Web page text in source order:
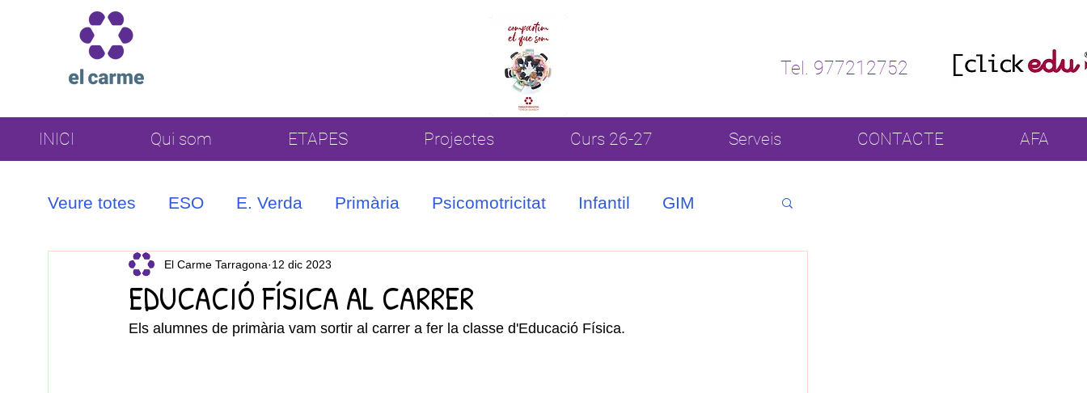
Tel. 977212752
INICI Qui som ETAPES Projectes Curs 26-27 Serveis CONTACTE AFA
Veure totes ESO E. Verda Primària Psicomotricitat Infantil GIM
EDUCACIÓ FÍSICA AL CARRER
El Carme Tarragona 12 dic 2023
Els alumnes de primària vam sortir al carrer a fer la classe d'Educació Física.